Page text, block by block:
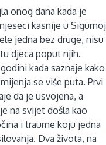
onog dana kada je
kasnije u Sigurnoj
jedna bez druge, nisu
djeca poput njih.
kada saznaje kako
se više puta. Prvi
da je usvojena, a
na svijet došla kao
i traume koju jedna
Dva života, na